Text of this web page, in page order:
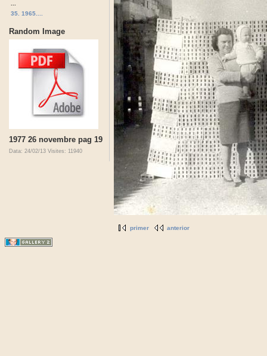
35. 1965....
Random Image
1977 26 novembre pag 19
Data: 24/02/13 Visites: 11940
primer anterior